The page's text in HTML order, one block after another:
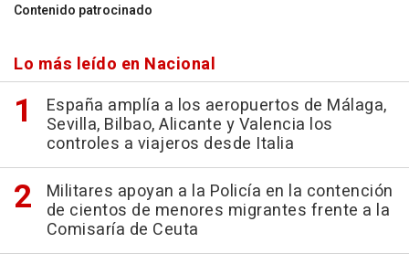
Contenido patrocinado
Lo más leído en Nacional
España amplía a los aeropuertos de Málaga,
Sevilla, Bilbao, Alicante y Valencia los
controles a viajeros desde Italia
Militares apoyan a la Policía en la contención
de cientos de menores migrantes frente a la
Comisaría de Ceuta